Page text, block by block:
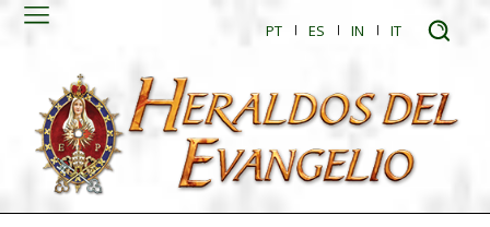
PT ES IN IT